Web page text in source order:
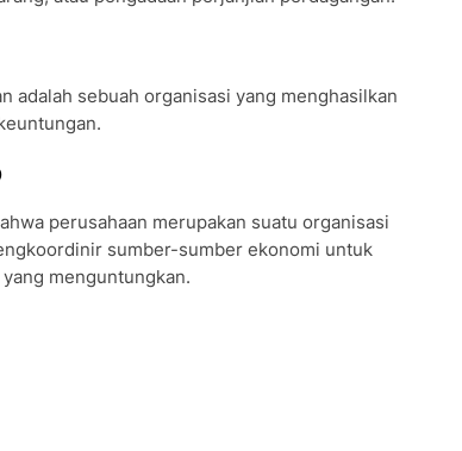
adalah sebuah organisasi yang menghasilkan
perusahaan merupakan suatu organisasi
sumber-sumber ekonomi untuk
menguntungkan.